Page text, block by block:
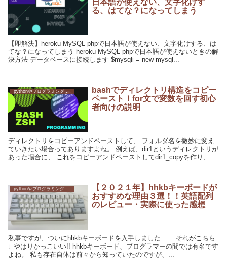
る、はてな？になってしまう
【即解決】heroku MySQL phpで日本語が使えない、文字化けする、は
てな？になってしまう heroku MySQL phpで日本語が使えないときの解
決方法 データベースに接続します $mysqli = new mysql...
pythonやプログラミングへの挑戦
bashでディレクトリ構造をコピー
ペースト！for文で変数を回す初心
者向けの説明
ディレクトリをコピーアンドペーストして、 フォルダ名を微妙に変え
ていきたい場合ってありますよね。 例えば、dir1というディレクトリが
あった場合に、 これをコピーアンドペーストしてdir1_copyを作り、 ...
pythonやプログラミングへの挑戦
【２０２１年】hhkbキーボードが
おすすめな理由３選！！英語配列
のレビュー・実際に使った感想
私事ですが、ついにhhkbキーボードを入手しました…… それがこちら
↓ やはりかっこいい!! hhkbキーボード、プログラマーの間では有名です
よね。 私も存在自体は前々から知っていたのですが、...